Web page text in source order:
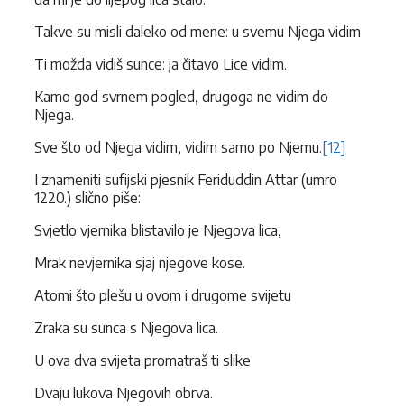
Takve su misli daleko od mene: u svemu Njega vidim
Ti možda vidiš sunce: ja čitavo Lice vidim.
Kamo god svrnem pogled, drugoga ne vidim do
Njega.
Sve što od Njega vidim, vidim samo po Njemu. [12]
I znameniti sufijski pjesnik Feriduddin Attar (umro
1220.) slično piše:
Svjetlo vjernika blistavilo je Njegova lica,
Mrak nevjernika sjaj njegove kose.
Atomi što plešu u ovom i drugome svijetu
Zraka su sunca s Njegova lica.
U ova dva svijeta promatraš ti slike
Dvaju lukova Njegovih obrva.